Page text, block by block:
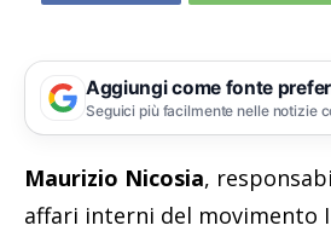
Aggiungi come fonte
Seguici più facilmente nelle notizie
Maurizio Nicosia,
affari interni del movimento